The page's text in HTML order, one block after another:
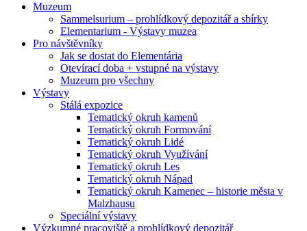
Muzeum
Sammelsurium – prohlídkový depozitář a sbírky
Elementarium - Výstavy muzea
Pro návštěvníky
Jak se dostat do Elementária
Otevírací doba + vstupné na výstavy
Muzeum pro všechny
Výstavy
Stálá expozice
Tematický okruh kamenů
Tematický okruh Formování
Tematický okruh Lidé
Tematický okruh Využívání
Tematický okruh Les
Tematický okruh Nápad
Tematický okruh Kamenec – historie města v
Malzhausu
Speciální výstavy
Výzkumné pracoviště a prohlídkový depozitář